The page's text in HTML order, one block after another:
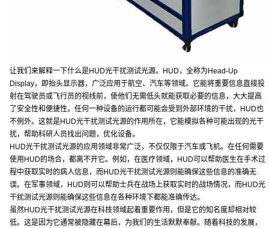
让我们来解释一下什么是HUD光干扰测试光源。HUD，全称为Head-Up
Display，即抬头显示器，广泛应用于航空、汽车等领域。它能将重要信息直接投
射在驾驶员或飞行员的视线前，使他们无需低头就能获取必要的信息，大大提高
了安全性和便捷性。任何一种设备的运行都可能会受到外部环境的干扰，HUD也
不例外。这就是HUD光干扰测试光源的作用所在，它能模拟各种可能出现的光干
扰，帮助科研人员找出问题，优化设备。
HUD光干扰测试光源的应用领域非常广泛，不仅仅限于汽车或飞机。在任何需要
使用HUD的场合，都离不开它。例如，在医疗领域，HUD可以帮助医生在手术过
程中获取实时的病人信息，而HUD光干扰测试光源则能确保这些信息的准确无
误。在军事领域，HUD则可以帮助士兵在战场上获取实时的战场情况，而HUD光
干扰测试光源则能确保这些信息在各种环境下都能准确传达。
虽然HUD光干扰测试光源在科技领域起着重要作用，但是它的知名度却相对较
低。这是因为它通常被隐藏在幕后，为我们的生活默默奉献。随着科技的发展，